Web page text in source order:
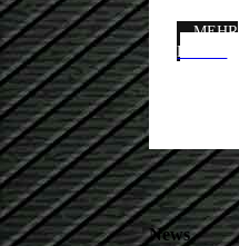
MEHR
LESEN
News